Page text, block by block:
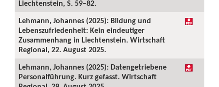
Liechtenstein, S. 59–82.
Lehmann, Johannes (2025): Bildung und
Lebenszufriedenheit: Kein eindeutiger
Zusammenhang in Liechtenstein. Wirtschaft
Regional, 22. August 2025.
Lehmann, Johannes (2025): Datengetriebene
Personalführung. Kurz gefasst. Wirtschaft